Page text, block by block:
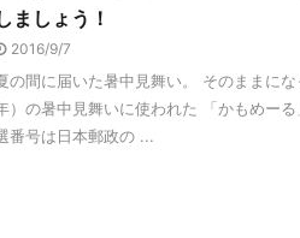
ましょう！
2016/9/7
の間に届いた暑中見舞い。 そのままに
）の暑中見舞いに使われた 「かもめー
番号は日本郵政の ...